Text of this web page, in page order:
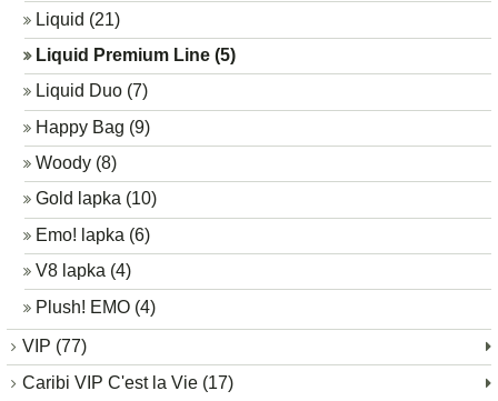
Liquid (21)
Liquid Premium Line (5)
Liquid Duo (7)
Happy Bag (9)
Woody (8)
Gold lapka (10)
Emo! lapka (6)
V8 lapka (4)
Plush! EMO (4)
VIP (77)
Caribi VIP C'est la Vie (17)